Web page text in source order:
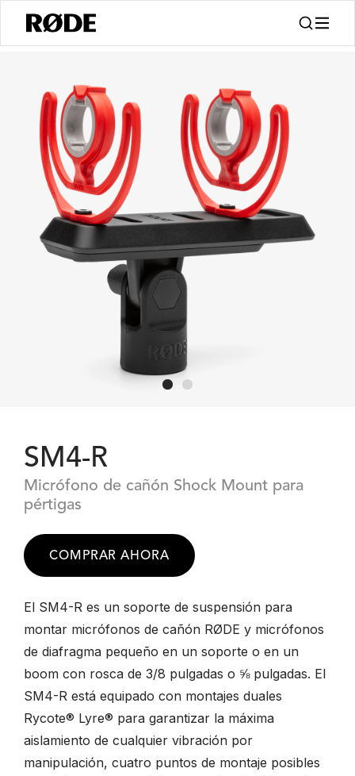
SM4-R
Micrófono de cañón Shock Mount para
pértigas
COMPRAR AHORA
El SM4-R es un soporte de suspensión para
montar micrófonos de cañón RØDE y micrófonos
de diafragma pequeño en un soporte o en un
boom con rosca de 3/8 pulgadas o ⅝ pulgadas. El
SM4-R está equipado con montajes duales
Rycote® Lyre® para garantizar la máxima
aislamiento de cualquier vibración por
manipulación, cuatro puntos de montaje posibles